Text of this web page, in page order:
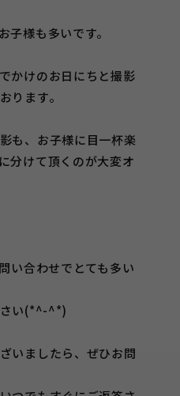
子様も多いです。
かけのお日にちと撮影
ります。
も、お子様に目一杯楽
分けて頂くのが大変オ
い合わせでとても多い
さい(*^-^*)
いましたら、ぜひお問